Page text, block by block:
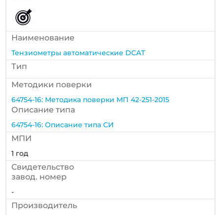
Наименование
Тензиометры автоматические DCAT
Тип
Методики поверки
64754-16: Методика поверки МП 42-251-2015
Описание типа
64754-16: Описание типа СИ
МПИ
1 год
Cвидетельство
завод. номер
-
Производитель